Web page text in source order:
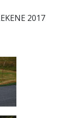
2017